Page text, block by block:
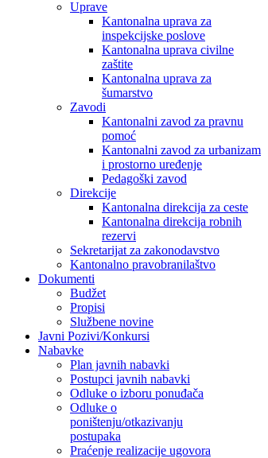
Uprave
Kantonalna uprava za
inspekcijske poslove
Kantonalna uprava civilne
zaštite
Kantonalna uprava za
šumarstvo
Zavodi
Kantonalni zavod za pravnu
pomoć
Kantonalni zavod za urbanizam
i prostorno uređenje
Pedagoški zavod
Direkcije
Kantonalna direkcija za ceste
Kantonalna direkcija robnih
rezervi
Sekretarijat za zakonodavstvo
Kantonalno pravobranilaštvo
Dokumenti
Budžet
Propisi
Službene novine
Javni Pozivi/Konkursi
Nabavke
Plan javnih nabavki
Postupci javnih nabavki
Odluke o izboru ponuđača
Odluke o
poništenju/otkazivanju
postupaka
Praćenje realizacije ugovora